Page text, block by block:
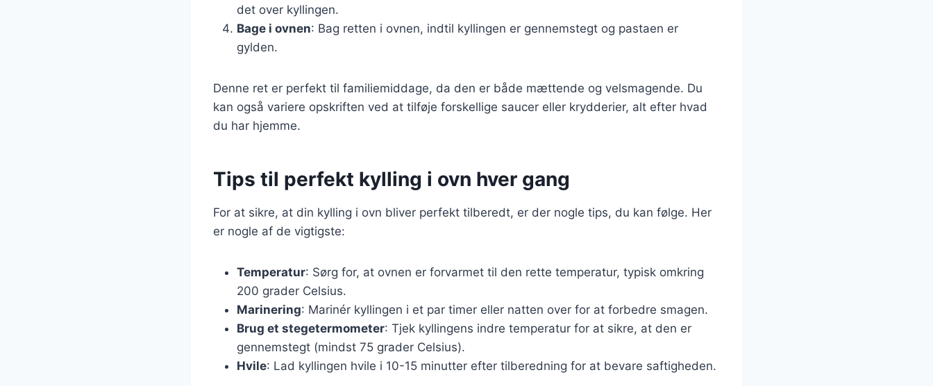
det over kyllingen.
Bage i ovnen: Bag retten i ovnen, indtil kyllingen er gennemstegt og pastaen er
gylden.
Denne ret er perfekt til familiemiddage, da den er både mættende og velsmagende. Du
kan også variere opskriften ved at tilføje forskellige saucer eller krydderier, alt efter hvad
du har hjemme.
Tips til perfekt kylling i ovn hver gang
For at sikre, at din kylling i ovn bliver perfekt tilberedt, er der nogle tips, du kan følge. Her
er nogle af de vigtigste:
Temperatur: Sørg for, at ovnen er forvarmet til den rette temperatur, typisk omkring
200 grader Celsius.
Marinering: Marinér kyllingen i et par timer eller natten over for at forbedre smagen.
Brug et stegetermometer: Tjek kyllingens indre temperatur for at sikre, at den er
gennemstegt (mindst 75 grader Celsius).
Hvile: Lad kyllingen hvile i 10-15 minutter efter tilberedning for at bevare saftigheden.